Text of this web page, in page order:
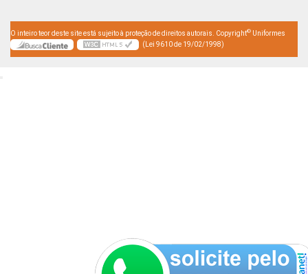
O inteiro teor deste site está sujeito à proteção de direitos autorais. Copyright© Uniformes
(Lei 9610 de 19/02/1998)